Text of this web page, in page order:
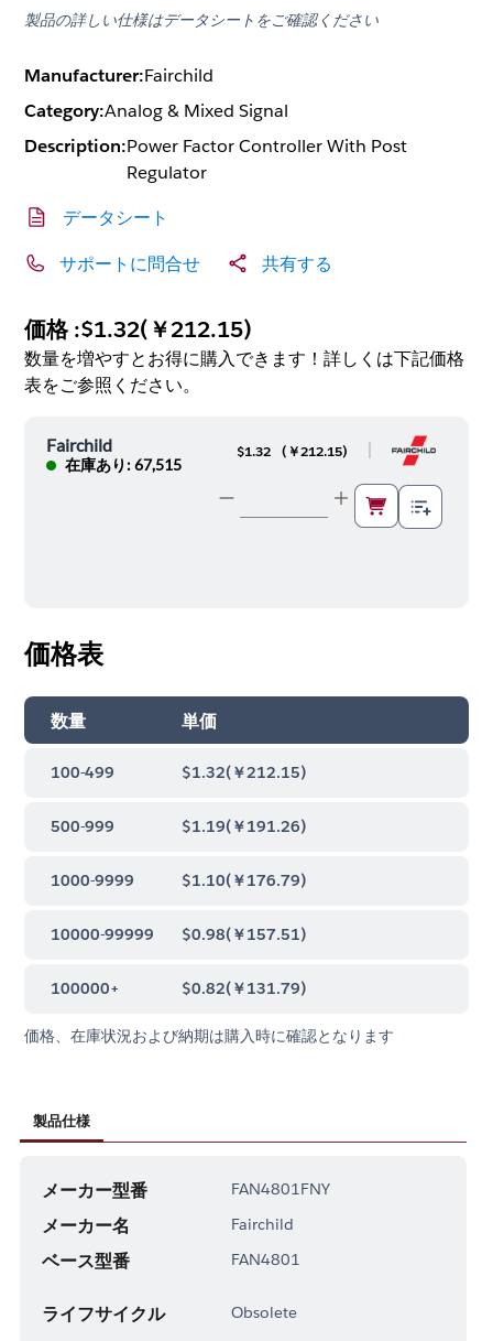
製品の詳しい仕様はデータシートをご確認ください
Manufacturer:Fairchild
Category:Analog & Mixed Signal
Description:Power Factor Controller With Post
Regulator
データシート
サポートに問合せ 共有する
価格 :$1.32(￥212.15)
数量を増やすとお得に購入できます！詳しくは下記価格
表をご参照ください。
Fairchild
在庫あり: 67,515
$1.32 ( ￥212.15)
価格表
数量 単価
100-499 $1.32(￥212.15)
500-999 $1.19(￥191.26)
1000-9999 $1.10(￥176.79)
10000-99999 $0.98(￥157.51)
100000+ $0.82(￥131.79)
価格、在庫状況および納期は購入時に確認となります
製品仕様
メーカー型番 FAN4801FNY
メーカー名 Fairchild
ベース型番 FAN4801
ライフサイクル Obsolete